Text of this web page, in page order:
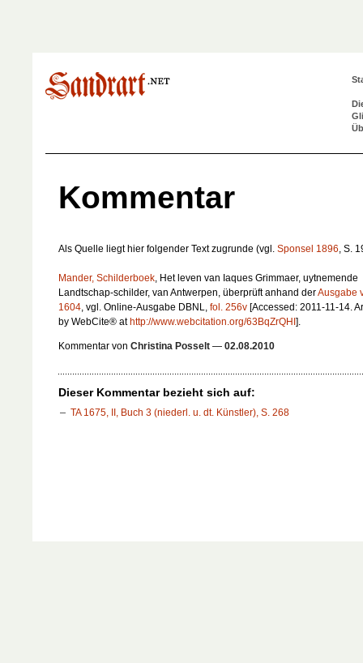
Kommentar
Als Quelle liegt hier folgender Text zugrunde (vgl. Sponsel 1896, S.
Mander, Schilderboek, Het leven van Iaques Grimmaer, uytnemende
Landtschap-schilder, van Antwerpen, überprüft anhand derAusgabe
1604, vgl. Online-Ausgabe DBNL, fol. 256v [Accessed: 2011-11-14.
by WebCite® at http://www.webcitation.org/63BqZrQHI ].
Kommentar von Christina Posselt — 02.08.2010
Dieser Kommentar bezieht sich auf:
TA 1675, II, Buch 3 (niederl. u. dt. Künstler), S. 268